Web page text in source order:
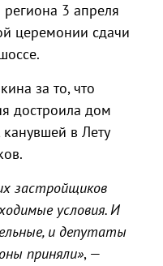
региона 3 апреля
церемонии сдачи
за то, что
достроила дом
в Лету
застройщиков
условия. И
и депутаты
приняли», —